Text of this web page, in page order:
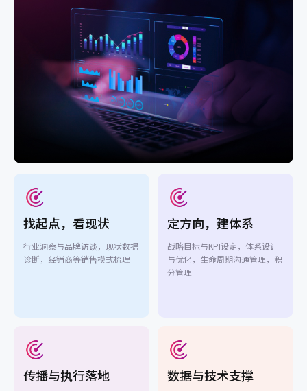
找起点，看现状
行业洞察与品牌访谈，现状数据
诊断，经销商等销售模式梳理
定方向，建体系
战略目标与KPI设定，体系设计
与优化，生命周期沟通管理，积
分管理
传播与执行落地 数据与技术支撑